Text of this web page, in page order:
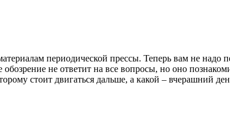
периодической прессы. Теперь вам не
не ответит на все вопросы, но оно
стоит двигаться дальше, а какой – вчерашний